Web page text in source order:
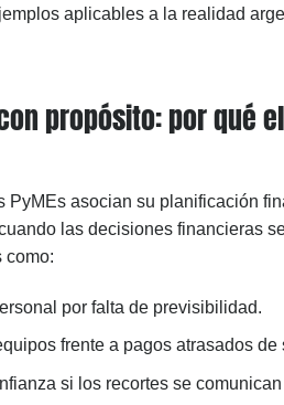
aplicables a la realidad
propósito: por qué
PyMEs asocian su planificación
las decisiones financieras
como:
por falta de previsibilidad.
frente a pagos atrasados
si los recortes se comunican